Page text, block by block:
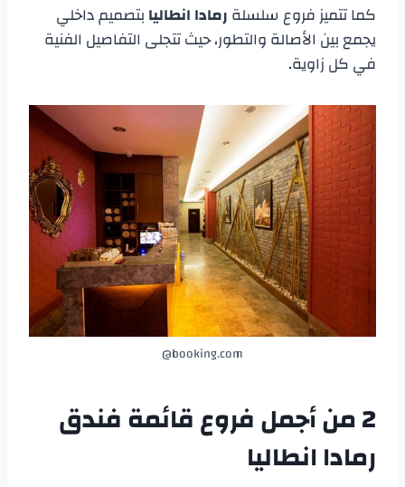
كما تتميز فروع سلسلةرمادا انطاليابتصميم داخلي
يجمع بين الأصالة والتطور، حيث تتجلى التفاصيل الفنية
في كل زاوية.
booking.com@
2 من أجمل فروع قائمة
فندق
رمادا انطاليا